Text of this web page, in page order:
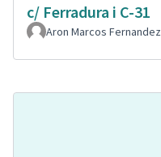
c/ Ferradura i C-31
Aron Marcos Fernandez